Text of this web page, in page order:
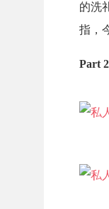
的洗
指，
Part